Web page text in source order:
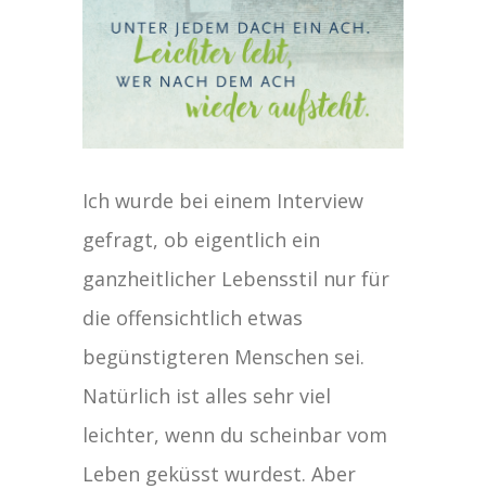
Ich wurde bei einem Interview
gefragt, ob eigentlich ein
ganzheitlicher Lebensstil nur für
die offensichtlich etwas
begünstigteren Menschen sei.
Natürlich ist alles sehr viel
leichter, wenn du scheinbar vom
Leben geküsst wurdest. Aber